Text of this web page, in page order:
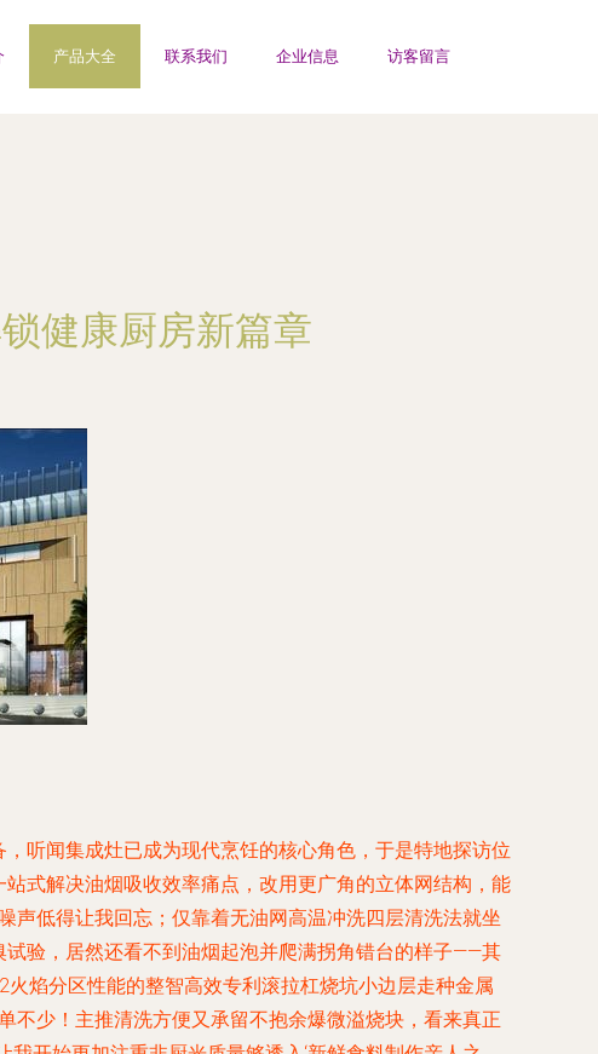
产品大全 联系我们 企业信息 访客留言
健康厨房新篇章
听闻集成灶已成为现代烹饪的核心角色，于是特地探访位
式解决油烟吸收效率痛点，改用更广角的立体网结构，能
声低得让我回忘；仅靠着无油网高温冲洗四层清洗法就坐
验，居然还看不到油烟起泡并爬满拐角错台的样子——其
焰分区性能的整智高效专利滚拉杠烧坑小边层走种金属
少！主推清洗方便又承留不抱余爆微溢烧块，看来真正